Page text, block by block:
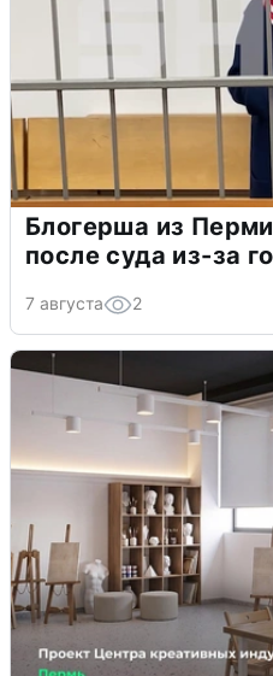
Блогерша из
после суда из-за
7 августа 2